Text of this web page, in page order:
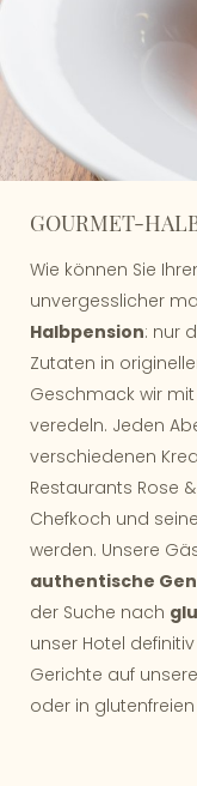
GOURMET-
Wie können Sie
unvergesslicher
Halbpension: nur
Zutaten in
Geschmack wir
veredeln. Jeden
verschiedenen
Restaurants Rose
Chefkoch und
werden. Unsere
authentische
der Suche nach
unser Hotel
Gerichte auf
oder in